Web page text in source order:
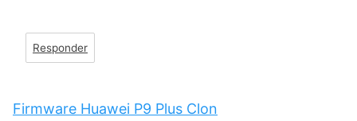
Responder
Firmware Huawei P9 Plus Clon